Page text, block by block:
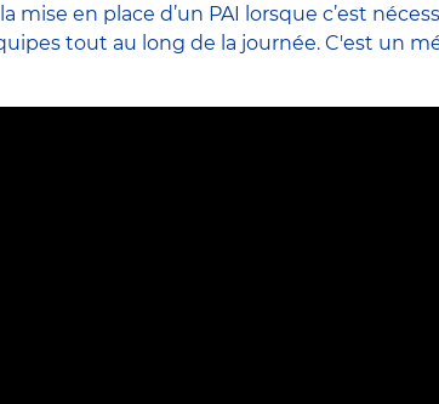
en place d’un PAI lorsque c’est
tout au long de la journée. C'est un